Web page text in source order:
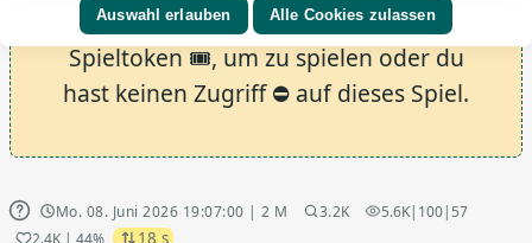
🎮 Du benötigst einen gültigen
Spieltoken 🎟️, um zu spielen oder du
hast keinen Zugriff ⛔ auf dieses Spiel.
Mo. 08. Juni 2026 19:07:00 | 2 M 3.2K 5.6K| 100| 57
2.4K | 44% 18 s